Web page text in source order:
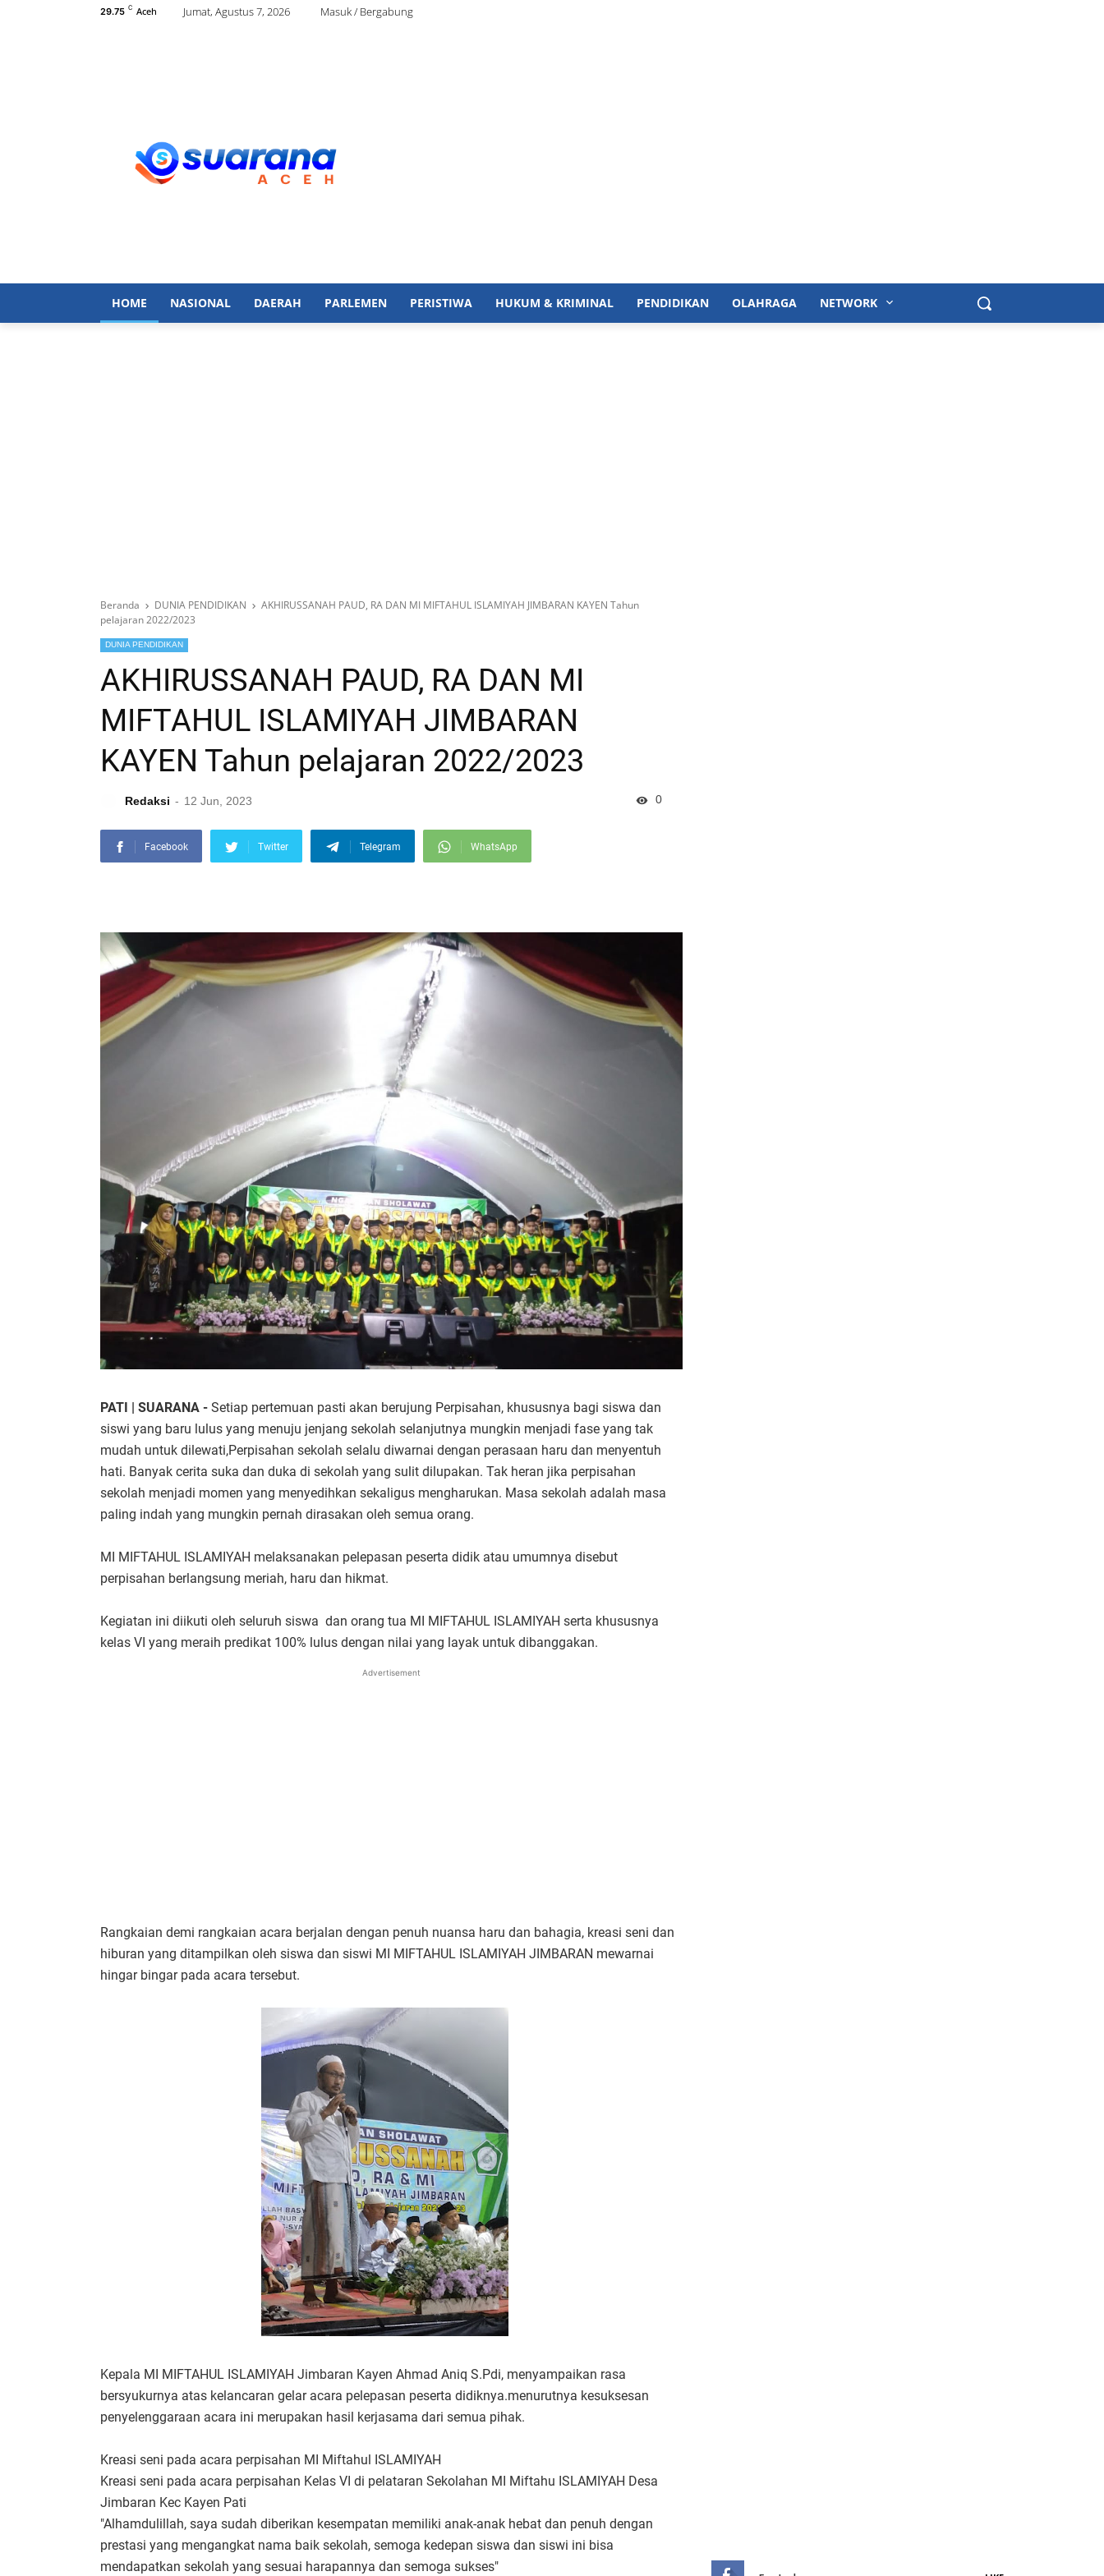
29.75 C Aceh Jumat, Agustus 7, 2026 Masuk / Bergabung
HOME NASIONAL DAERAH PARLEMEN PERISTIWA HUKUM & KRIMINAL PENDIDIKAN OLAHRAGA NETWORK
Beranda DUNIA PENDIDIKAN
AKHIRUSSANAH PAUD, RA DAN MI MIFTAHUL ISLAMIYAH JIMBARAN KAYEN Tahun
pelajaran 2022/2023
DUNIA PENDIDIKAN
AKHIRUSSANAH PAUD, RA DAN MI
MIFTAHUL ISLAMIYAH JIMBARAN
KAYEN Tahun pelajaran 2022/2023
Redaksi 12 Jun, 2023 0
Facebook Twitter Telegram WhatsApp
PATI | SUARANA - Setiap pertemuan pasti akan berujung Perpisahan, khususnya bagi siswa dan
siswi yang baru lulus yang menuju jenjang sekolah selanjutnya mungkin menjadi fase yang tak
mudah untuk dilewati,Perpisahan sekolah selalu diwarnai dengan perasaan haru dan menyentuh
hati. Banyak cerita suka dan duka di sekolah yang sulit dilupakan. Tak heran jika perpisahan
sekolah menjadi momen yang menyedihkan sekaligus mengharukan. Masa sekolah adalah masa
paling indah yang mungkin pernah dirasakan oleh semua orang.
MI MIFTAHUL ISLAMIYAH melaksanakan pelepasan peserta didik atau umumnya disebut
perpisahan berlangsung meriah, haru dan hikmat.
Kegiatan ini diikuti oleh seluruh siswa dan orang tua MI MIFTAHUL ISLAMIYAH serta khususnya
kelas VI yang meraih predikat 100% lulus dengan nilai yang layak untuk dibanggakan.
Advertisement
Rangkaian demi rangkaian acara berjalan dengan penuh nuansa haru dan bahagia, kreasi seni dan
hiburan yang ditampilkan oleh siswa dan siswi MI MIFTAHUL ISLAMIYAH JIMBARAN mewarnai
hingar bingar pada acara tersebut.
Kepala MI MIFTAHUL ISLAMIYAH Jimbaran Kayen Ahmad Aniq S.Pdi, menyampaikan rasa
bersyukurnya atas kelancaran gelar acara pelepasan peserta didiknya.menurutnya kesuksesan
penyelenggaraan acara ini merupakan hasil kerjasama dari semua pihak.
Kreasi seni pada acara perpisahan MI Miftahul ISLAMIYAH
Kreasi seni pada acara perpisahan Kelas VI di pelataran Sekolahan MI Miftahu ISLAMIYAH Desa
Jimbaran Kec Kayen Pati
"Alhamdulillah, saya sudah diberikan kesempatan memiliki anak-anak hebat dan penuh dengan
prestasi yang mengangkat nama baik sekolah, semoga kedepan siswa dan siswi ini bisa
mendapatkan sekolah yang sesuai harapannya dan semoga sukses"